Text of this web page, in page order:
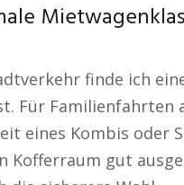
finde ich
Für Familienfahrten
eines Kombis oder
Kofferraum gut